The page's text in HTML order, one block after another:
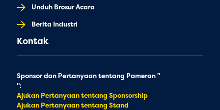
Unduh Brosur Acara
Berita Industri
Kontak
Sponsor dan Pertanyaan tentang Pameran "
":
Ajukan Pertanyaan tentang Sponsorship
Ajukan Pertanyaan tentang Stand